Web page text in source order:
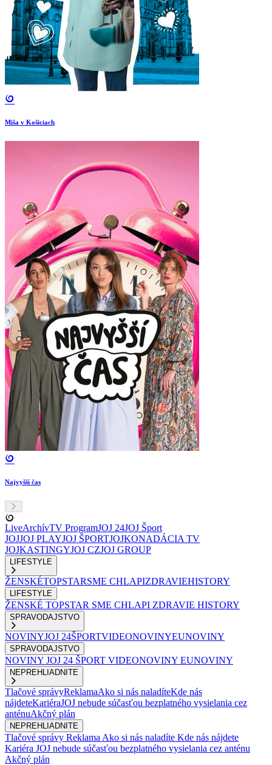
Miša v Košiciach
Najvyšší čas
LiveArchívTV ProgramJOJ 24JOJ Šport
JOJJOJ PLAYJOJ ŠPORTJOJKONADÁCIA TV
JOJKASTINGYJOJ CZJOJ GROUP
LIFESTYLE
ŽENSKÉTOPSTARSME CHLAPIZDRAVIEHISTORY
LIFESTYLE
ŽENSKÉ TOPSTAR SME CHLAPI ZDRAVIE HISTORY
SPRAVODAJSTVO
NOVINYJOJ 24ŠPORTVIDEONOVINYEUNOVINY
SPRAVODAJSTVO
NOVINY JOJ 24 ŠPORT VIDEONOVINY EUNOVINY
NEPREHLIADNITE
Tlačové správyReklamaAko si nás naladíteKde nás
nájdeteKariéraJOJ nebude súčasťou bezplatného vysielania cez
anténuAkčný plán
NEPREHLIADNITE
Tlačové správy Reklama Ako si nás naladíte Kde nás nájdete
Kariéra JOJ nebude súčasťou bezplatného vysielania cez anténu
Akčný plán